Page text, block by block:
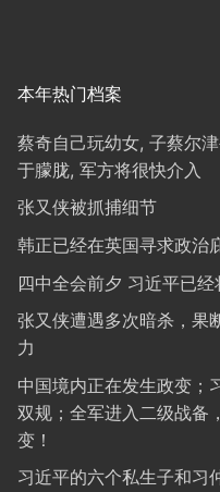
本年热门档案
蔡奇自己玩幼女, 子蔡尔
于朦胧, 军方将很快介入
张又侠被抓捕细节
韩正已经在英国寻求政治
四中全会前夕 习近平已
张又侠遭遇多次暗杀，果
力
中国境内正在发生政变；
双规；全军进入二级战备
变！
习近平的六个私生子和习